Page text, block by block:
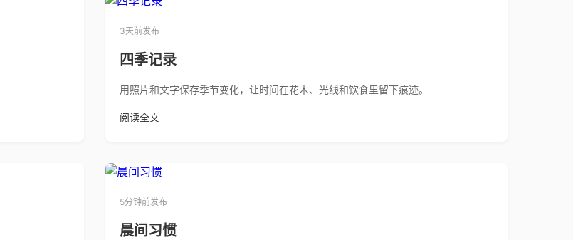
3天前发布
四季记录
用照片和文字保存季节变化，让时间在花木、光线和饮食里留下痕迹。
阅读全文
5分钟前发布
晨间习惯